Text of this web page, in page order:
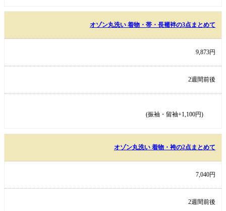
オゾン丸洗い 着物・帯・長襦袢の3点まとめて
9,873円
2週間前後
(振袖・留袖+1,100円)
オゾン丸洗い 着物・袴の2点まとめて
7,040円
2週間前後